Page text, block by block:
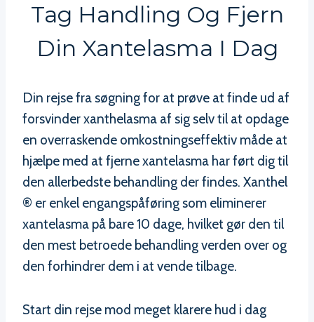
Tag Handling Og Fjern
Din Xantelasma I Dag
Din rejse fra søgning for at prøve at finde ud af
forsvinder xanthelasma af sig selv til at opdage
en overraskende omkostningseffektiv måde at
hjælpe med at fjerne xantelasma har ført dig til
den allerbedste behandling der findes. Xanthel
® er enkel engangspåføring som eliminerer
xantelasma på bare 10 dage, hvilket gør den til
den mest betroede behandling verden over og
den forhindrer dem i at vende tilbage.
Start din rejse mod meget klarere hud i dag